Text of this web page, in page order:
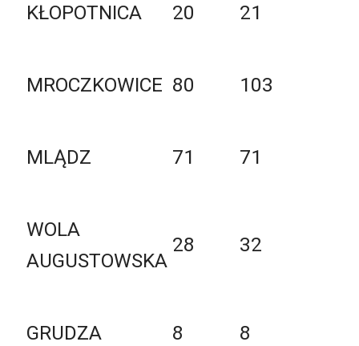
KŁOPOTNICA 20 21
MROCZKOWICE 80 103
MLĄDZ 71 71
WOLA
AUGUSTOWSKA
28 32
GRUDZA 8 8